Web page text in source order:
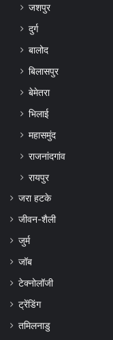
जशपुर
दुर्ग
बालोद
बिलासपुर
बेमेतरा
भिलाई
महासमुंद
राजनांदगांव
रायपुर
जरा हटके
जीवन-शैली
जुर्म
जॉब
टेक्नोलॉजी
ट्रेंडिंग
तमिलनाडु